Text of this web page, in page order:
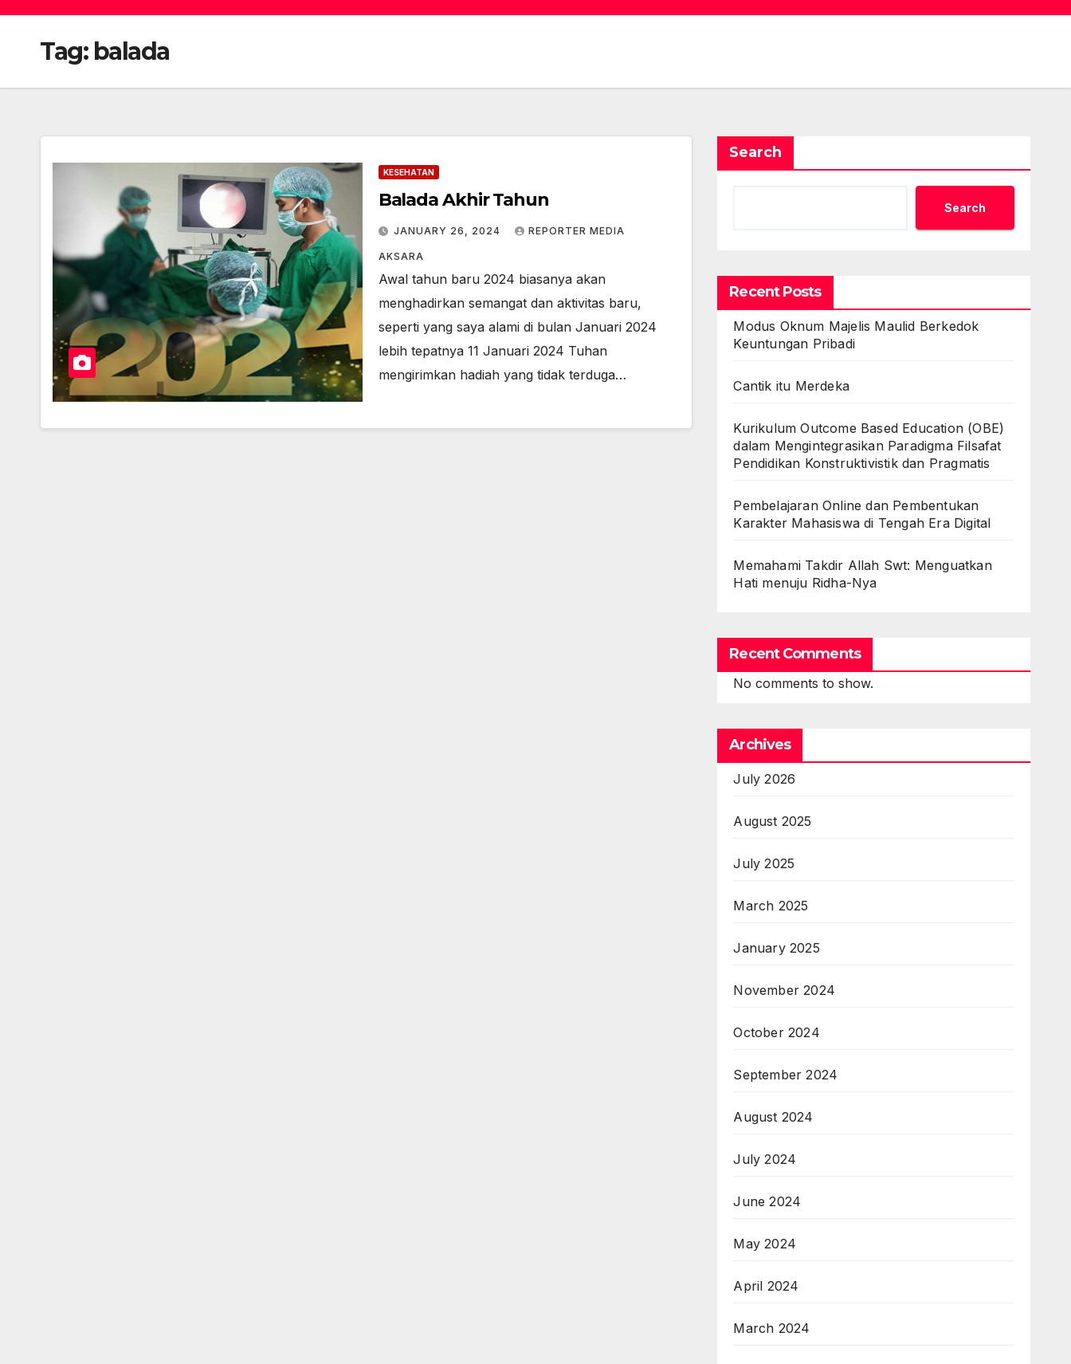
Tag: balada
KESEHATAN
Balada Akhir Tahun
JANUARY 26, 2024 REPORTER MEDIA
AKSARA
Awal tahun baru 2024 biasanya akan
menghadirkan semangat dan aktivitas baru,
seperti yang saya alami di bulan Januari 2024
lebih tepatnya 11 Januari 2024 Tuhan
mengirimkan hadiah yang tidak terduga…
Search
Search
Recent Posts
Modus Oknum Majelis Maulid Berkedok
Keuntungan Pribadi
Cantik itu Merdeka
Kurikulum Outcome Based Education (OBE)
dalam Mengintegrasikan Paradigma Filsafat
Pendidikan Konstruktivistik dan Pragmatis
Pembelajaran Online dan Pembentukan
Karakter Mahasiswa di Tengah Era Digital
Memahami Takdir Allah Swt: Menguatkan
Hati menuju Ridha-Nya
Recent Comments
No comments to show.
Archives
July 2026
August 2025
July 2025
March 2025
January 2025
November 2024
October 2024
September 2024
August 2024
July 2024
June 2024
May 2024
April 2024
March 2024